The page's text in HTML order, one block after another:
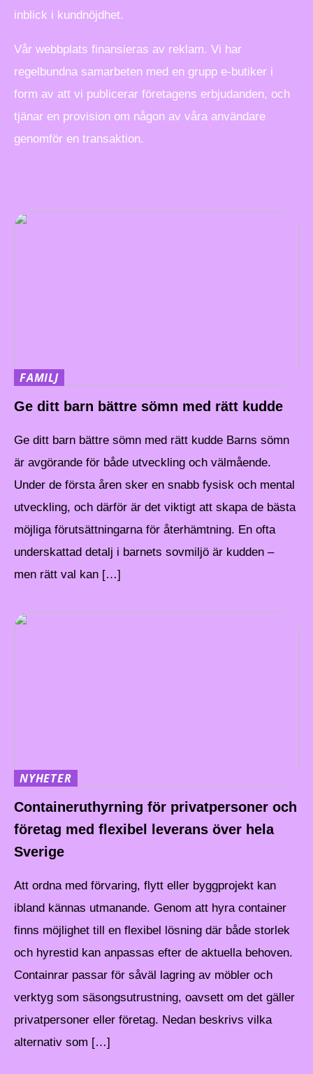
inblick i kundnöjdhet.
Vår webbplats finansieras av reklam. Vi har
regelbundna samarbeten med en grupp e-butiker i
form av att vi publicerar företagens erbjudanden, och
tjänar en provision om någon av våra användare
genomför en transaktion.
FAMILJ
Ge ditt barn bättre sömn med rätt kudde
Ge ditt barn bättre sömn med rätt kudde Barns sömn
är avgörande för både utveckling och välmående.
Under de första åren sker en snabb fysisk och mental
utveckling, och därför är det viktigt att skapa de bästa
möjliga förutsättningarna för återhämtning. En ofta
underskattad detalj i barnets sovmiljö är kudden –
men rätt val kan […]
NYHETER
Containeruthyrning för privatpersoner och
företag med flexibel leverans över hela
Sverige
Att ordna med förvaring, flytt eller byggprojekt kan
ibland kännas utmanande. Genom att hyra container
finns möjlighet till en flexibel lösning där både storlek
och hyrestid kan anpassas efter de aktuella behoven.
Containrar passar för såväl lagring av möbler och
verktyg som säsongsutrustning, oavsett om det gäller
privatpersoner eller företag. Nedan beskrivs vilka
alternativ som […]